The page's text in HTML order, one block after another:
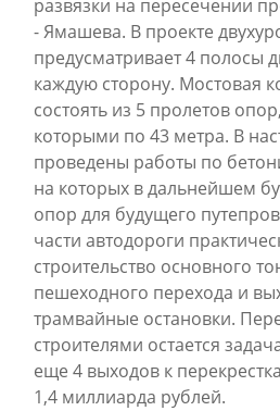
развязки на пересечении
- Ямашева. В проекте
предусматривает 4 полосы
каждую сторону. Мостовая
состоять из 5 пролетов
которыми по 43 метра. В
проведены работы по
на которых в дальнейшем
опор для будущего
части автодороги
строительство основного
пешеходного перехода и
трамвайные остановки.
строителями остается
еще 4 выходов к
1,4 миллиарда рублей.